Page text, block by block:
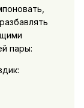
пары: